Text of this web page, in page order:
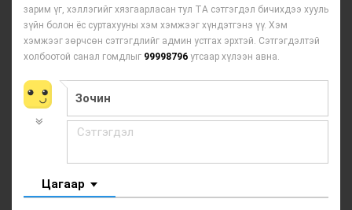
зарим үг, хэллэгийг хязгаарласан тул ТА сэтгэгдэл бичихдээ хууль
зүйн болон ёс суртахууны хэм хэмжээг хүндэтгэнэ үү. Хэм
хэмжээг зөрчсөн сэтгэгдлийг админ устгах эрхтэй. Сэтгэгдэлтэй
холбоотой санал гомдлыг 99998796 утсаар хүлээн авна.
Цагаар